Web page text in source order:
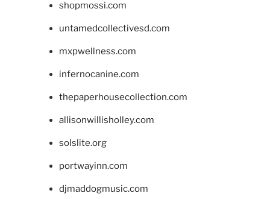
shopmossi.com
untamedcollectivesd.com
mxpwellness.com
infernocanine.com
thepaperhousecollection.com
allisonwillisholley.com
solslite.org
portwayinn.com
djmaddogmusic.com